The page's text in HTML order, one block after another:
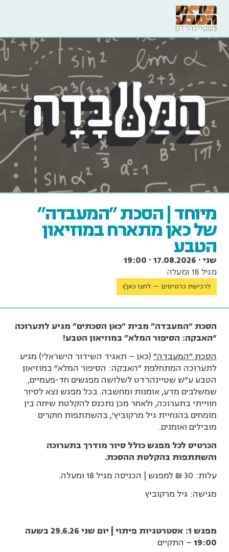
מיוחד | הסכת "המעבדה"
של כאן מתארח במוזיאון
הטבע
שני ∙ 17.08.2026 ∙ 19:00
מגיל 18 ומעלה
לרכישת כרטיסים — לחצו כאן
הסכת "המעבדה" מבית "כאן הסכתים" מגיע לתערוכה
"האבקה: הסיפור המלא" במוזיאון הטבע!
הסכת "המעבדה" (כאן – תאגיד השידור הישראלי) מגיע
לתערוכה המתחלפת "האבקה: הסיפור המלא" במוזיאון
הטבע ע"ש שטיינהרדט לשלושה מפגשים חד-פעמיים,
שמשלבים מדע, אומנות ומחשבה. בכל מפגש נצא לסיור
חווייתי בתערוכה, ולאחר מכן נתכנס להקלטת שיחה בין
מומחים בהנחיית גיל מרקוביץ', בהשתתפות חוקרים
מובילים ואומנים.
הכרטיס לכל מפגש כולל סיור מודרך בתערוכה
והשתתפות בהקלטת ההסכת.
עלות: 30 ₪ למפגש | הכניסה מגיל 18 ומעלה.
מגישה: גיל מרקוביץ
מפגש 1: אסטרטגיות פיתוי | יום שני 29.6.26 בשעה
19:00 – התקיים